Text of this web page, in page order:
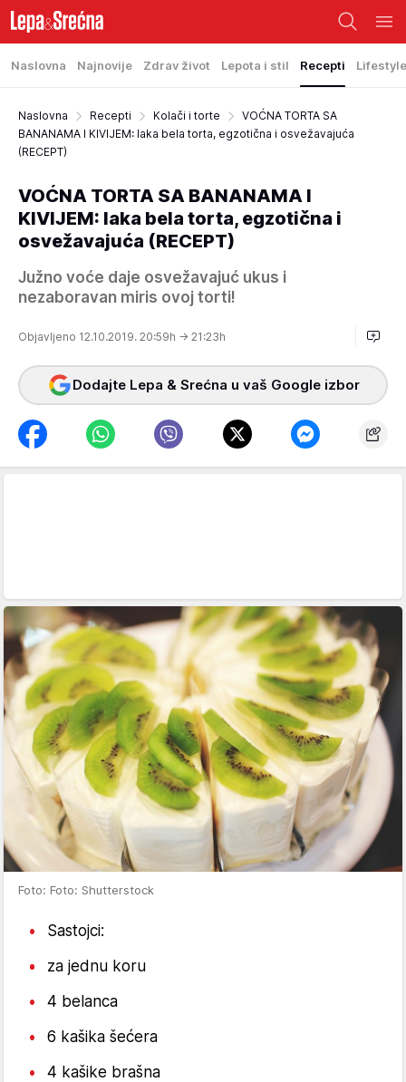
Naslovna Najnovije Zdrav život Lepota i stil Recepti Lifestyle
Naslovna Recepti Kolači i torte
VOĆNA TORTA SA
BANANAMA I KIVIJEM: laka bela torta, egzotična i osvežavajuća
(RECEPT)
VOĆNA TORTA SA BANANAMA I
KIVIJEM: laka bela torta, egzotična i
osvežavajuća (RECEPT)
Južno voće daje osvežavajuć ukus i
nezaboravan miris ovoj torti!
Objavljeno 12.10.2019. 20:59h → 21:23h
Dodajte Lepa & Srećna u vaš Google izbor
Foto: Foto: Shutterstock
Sastojci:
za jednu koru
4 belanca
6 kašika šećera
4 kašike brašna